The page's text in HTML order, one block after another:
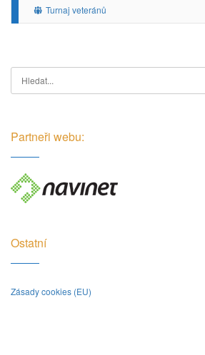
Turnaj veteránů
Search for:
Partneři webu:
Ostatní
Zásady cookies (EU)